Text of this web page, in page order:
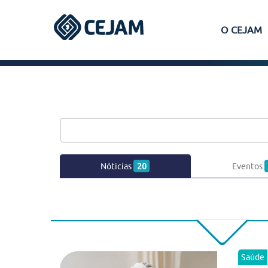
O CEJAM
Ferraz de Vasconcelos
Lins
Peruíbe
Nóticias 20 Eventos
Saúde